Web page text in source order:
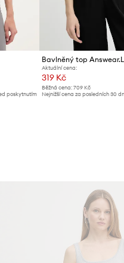
poskytnutím
Bavlněný top
Aktuální cena:
319 Kč
Běžná cena: 709 Kč
Nejnižší cena za posledních 30